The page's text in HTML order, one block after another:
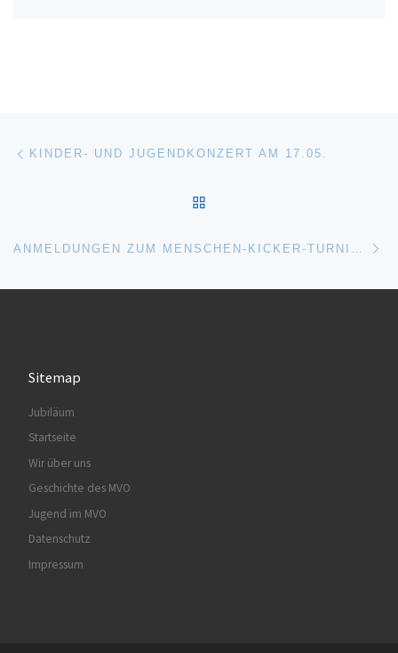
Beitragsnavigation
KINDER- UND JUGENDKONZERT AM 17.05.
Sitemap
Jubiläum
Startseite
Wir über uns
Geschichte des MVO
Jugend im MVO
Datenschutz
Impressum